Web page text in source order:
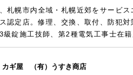
札幌市内全域・札幌近郊をサービス
認定店。修理、交換、取付、防犯
錠施工技師、第2種電気工事士在
カギ屋 （有）うすき商店